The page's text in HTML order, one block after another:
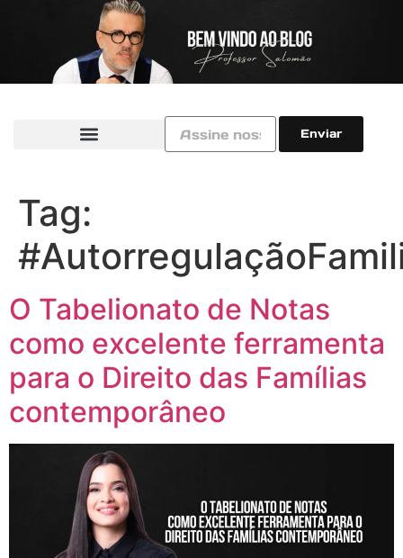
Enviar
Tag:
O Tabelionato de Notas
como excelente ferramenta
para o Direito das Famílias
contemporâneo